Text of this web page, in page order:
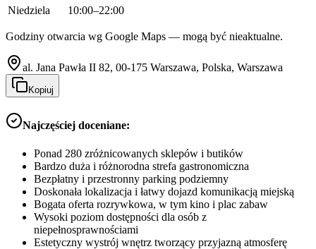
Niedziela
10:00–22:00
Godziny otwarcia wg Google Maps — mogą być nieaktualne.
al. Jana Pawła II 82, 00-175 Warszawa, Polska, Warszawa
Kopiuj
Najczęściej doceniane:
Ponad 280 zróżnicowanych sklepów i butików
Bardzo duża i różnorodna strefa gastronomiczna
Bezpłatny i przestronny parking podziemny
Doskonała lokalizacja i łatwy dojazd komunikacją miejską
Bogata oferta rozrywkowa, w tym kino i plac zabaw
Wysoki poziom dostępności dla osób z
niepełnosprawnościami
Estetyczny wystrój wnętrz tworzący przyjazną atmosferę